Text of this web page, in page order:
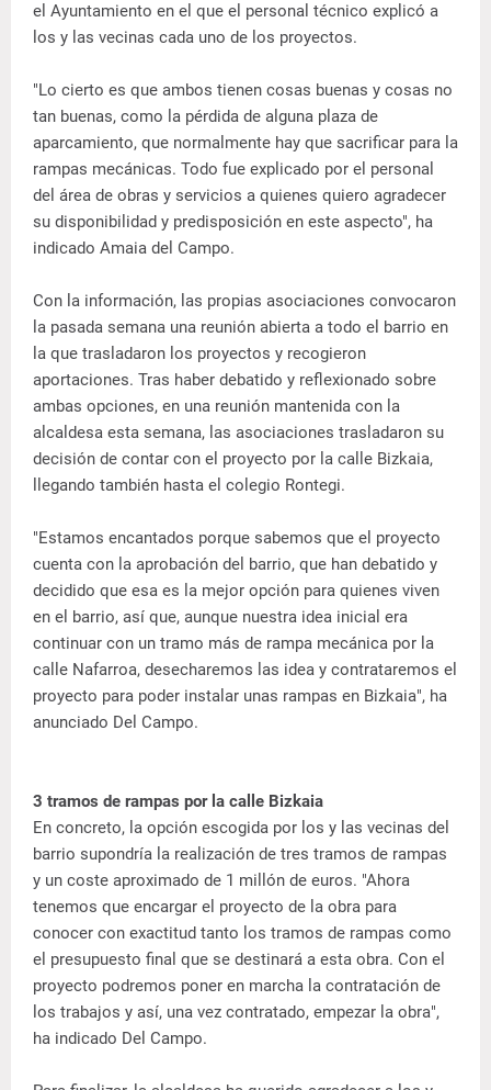
el Ayuntamiento en el que el personal técnico explicó a
los y las vecinas cada uno de los proyectos.
"Lo cierto es que ambos tienen cosas buenas y cosas no
tan buenas, como la pérdida de alguna plaza de
aparcamiento, que normalmente hay que sacrificar para la
rampas mecánicas. Todo fue explicado por el personal
del área de obras y servicios a quienes quiero agradecer
su disponibilidad y predisposición en este aspecto", ha
indicado Amaia del Campo.
Con la información, las propias asociaciones convocaron
la pasada semana una reunión abierta a todo el barrio en
la que trasladaron los proyectos y recogieron
aportaciones. Tras haber debatido y reflexionado sobre
ambas opciones, en una reunión mantenida con la
alcaldesa esta semana, las asociaciones trasladaron su
decisión de contar con el proyecto por la calle Bizkaia,
llegando también hasta el colegio Rontegi.
"Estamos encantados porque sabemos que el proyecto
cuenta con la aprobación del barrio, que han debatido y
decidido que esa es la mejor opción para quienes viven
en el barrio, así que, aunque nuestra idea inicial era
continuar con un tramo más de rampa mecánica por la
calle Nafarroa, desecharemos las idea y contrataremos el
proyecto para poder instalar unas rampas en Bizkaia", ha
anunciado Del Campo.
3 tramos de rampas por la calle Bizkaia
En concreto, la opción escogida por los y las vecinas del
barrio supondría la realización de tres tramos de rampas
y un coste aproximado de 1 millón de euros. "Ahora
tenemos que encargar el proyecto de la obra para
conocer con exactitud tanto los tramos de rampas como
el presupuesto final que se destinará a esta obra. Con el
proyecto podremos poner en marcha la contratación de
los trabajos y así, una vez contratado, empezar la obra",
ha indicado Del Campo.